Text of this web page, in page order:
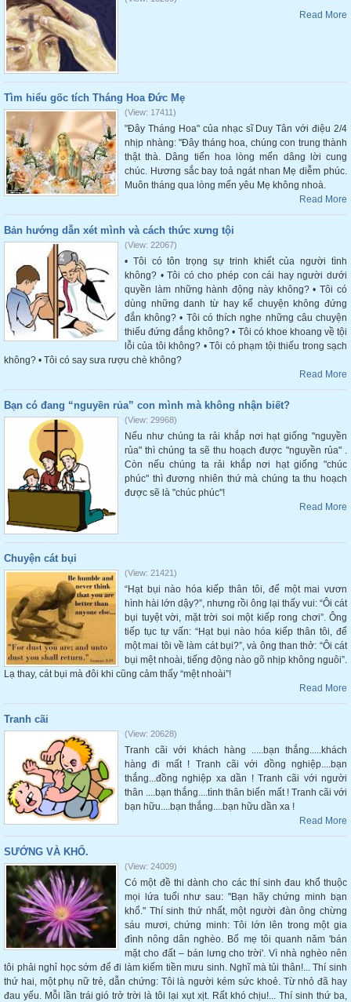
Read More
Tìm hiểu gốc tích Tháng Hoa Đức Mẹ
(View: 17411)
"Đây Tháng Hoa" của nhạc sĩ Duy Tân với điệu 2/4
nhịp nhàng: "Đây tháng hoa, chúng con trung thành
thật thà. Dâng tiến hoa lòng mến dâng lời cung
chúc. Hương sắc bay toả ngát nhan Mẹ diễm phúc.
Muôn tháng qua lòng mến yêu Mẹ không nhoà.
Read More
Bản hướng dẫn xét mình và cách thức xưng tội
(View: 22067)
• Tôi có tôn trọng sự trinh khiết của người tình
không? • Tôi có cho phép con cái hay người dưới
quyền làm những hành động này không? • Tôi có
dùng những danh từ hay kể chuyện không đứng
đắn không? • Tôi có thích nghe những câu chuyện
thiếu đứng đắng không? • Tôi có khoe khoang về tội
lỗi của tôi không? • Tôi có phạm tội thiếu trong sạch
không? • Tôi có say sưa rượu chè không?
Read More
Bạn có đang “nguyền rủa” con mình mà không nhận biết?
(View: 29968)
Nếu như chúng ta rải khắp nơi hạt giống "nguyền
rủa" thì chúng ta sẽ thu hoạch được "nguyền rủa" .
Còn nếu chúng ta rải khắp nơi hạt giống "chúc
phúc" thì đương nhiên thứ mà chúng ta thu hoạch
được sẽ là "chúc phúc"!
Read More
Chuyện cát bụi
(View: 21421)
“Hạt bụi nào hóa kiếp thân tôi, để một mai vươn
hình hài lớn dậy?”, nhưng rồi ông lại thấy vui: “Ôi cát
bụi tuyệt vời, mặt trời soi một kiếp rong chơi”. Ông
tiếp tục tự vấn: “Hạt bụi nào hóa kiếp thân tôi, để
một mai tôi về làm cát bụi?”, và ông than thở: “Ôi cát
bụi mệt nhoài, tiếng động nào gõ nhịp không nguôi”.
Lạ thay, cát bụi mà đôi khi cũng cảm thấy “mệt nhoài”!
Read More
Tranh cãi
(View: 20628)
Tranh cãi với khách hàng .....bạn thắng.....khách
hàng đi mất ! Tranh cãi với đồng nghiệp....bạn
thắng...đồng nghiệp xa dần ! Tranh cãi với người
thân ....bạn thắng....tình thân biến mất ! Tranh cãi với
bạn hữu....bạn thắng....bạn hữu dần xa !
Read More
SƯỚNG VÀ KHỔ.
(View: 24009)
Có một đề thi dành cho các thí sinh đau khổ thuộc
mọi lứa tuổi như sau: "Bạn hãy chứng minh bạn
khổ." Thí sinh thứ nhất, một người đàn ông chừng
sáu mươi, chứng minh: Tôi lớn lên trong một gia
đình nông dân nghèo. Bố mẹ tôi quanh năm 'bán
mặt cho đất – bán lưng cho trời'. Vì nhà nghèo nên
tôi phải nghỉ học sớm để đi làm kiếm tiền mưu sinh. Nghĩ mà tủi thân!... Thí sinh
thứ hai, một phụ nữ trẻ, dẫn chứng: Tôi là người kém sức khoẻ. Từ nhỏ đã hay
đau yếu. Mỗi lần trái gió trở trời là tôi lại xụt xịt. Rất khó chịu!... Thí sinh thứ ba,